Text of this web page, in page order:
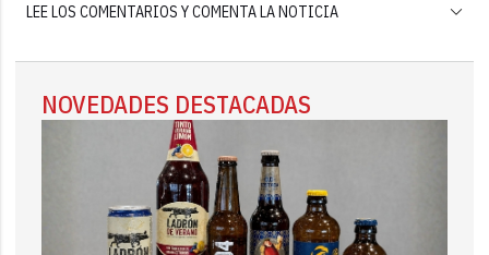
LEE LOS COMENTARIOS Y COMENTA LA NOTICIA
NOVEDADES DESTACADAS